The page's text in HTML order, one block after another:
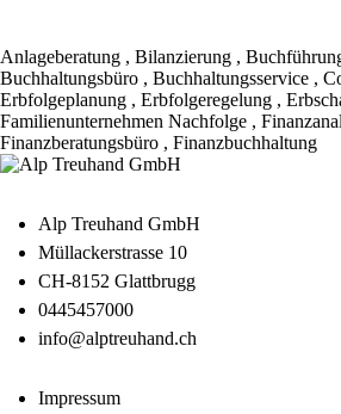
Anlageberatung , Bilanzierung ,
Buchhaltungsbüro , Buchhaltungsservice ,
Erbfolgeplanung , Erbfolgeregelung ,
Familienunternehmen Nachfolge ,
Finanzberatungsbüro , Finanzbuchhaltung
Alp Treuhand GmbH
Müllackerstrasse 10
CH-8152 Glattbrugg
0445457000
info@alptreuhand.ch
Impressum